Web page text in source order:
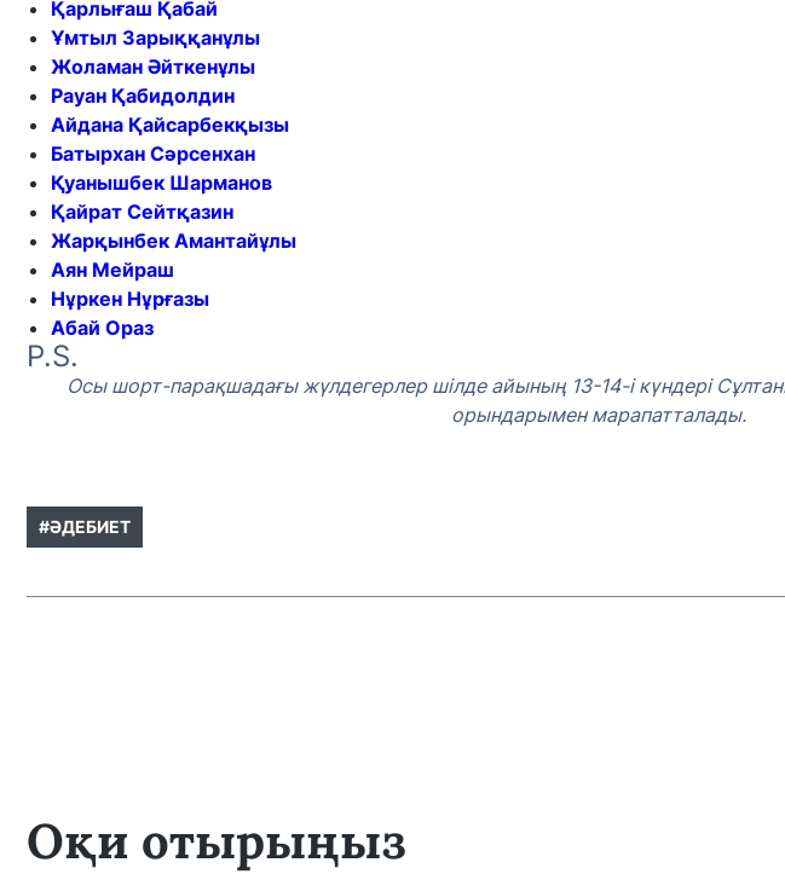
Қарлығаш Қабай
Ұмтыл Зарыққанұлы
Жоламан Әйткенұлы
Рауан Қабидолдин
Айдана Қайсарбекқызы
Батырхан Сәрсенхан
Қуанышбек Шарманов
Қайрат Сейтқазин
Жарқынбек Амантайұлы
Аян Мейраш
Нұркен Нұрғазы
Абай Ораз
P.S.
Осы шорт-парақшадағы жүлдегерлер шілде айының 13-14-і күндері
орындарымен марапатталады.
#ӘДЕБИЕТ
Оқи отырыңыз